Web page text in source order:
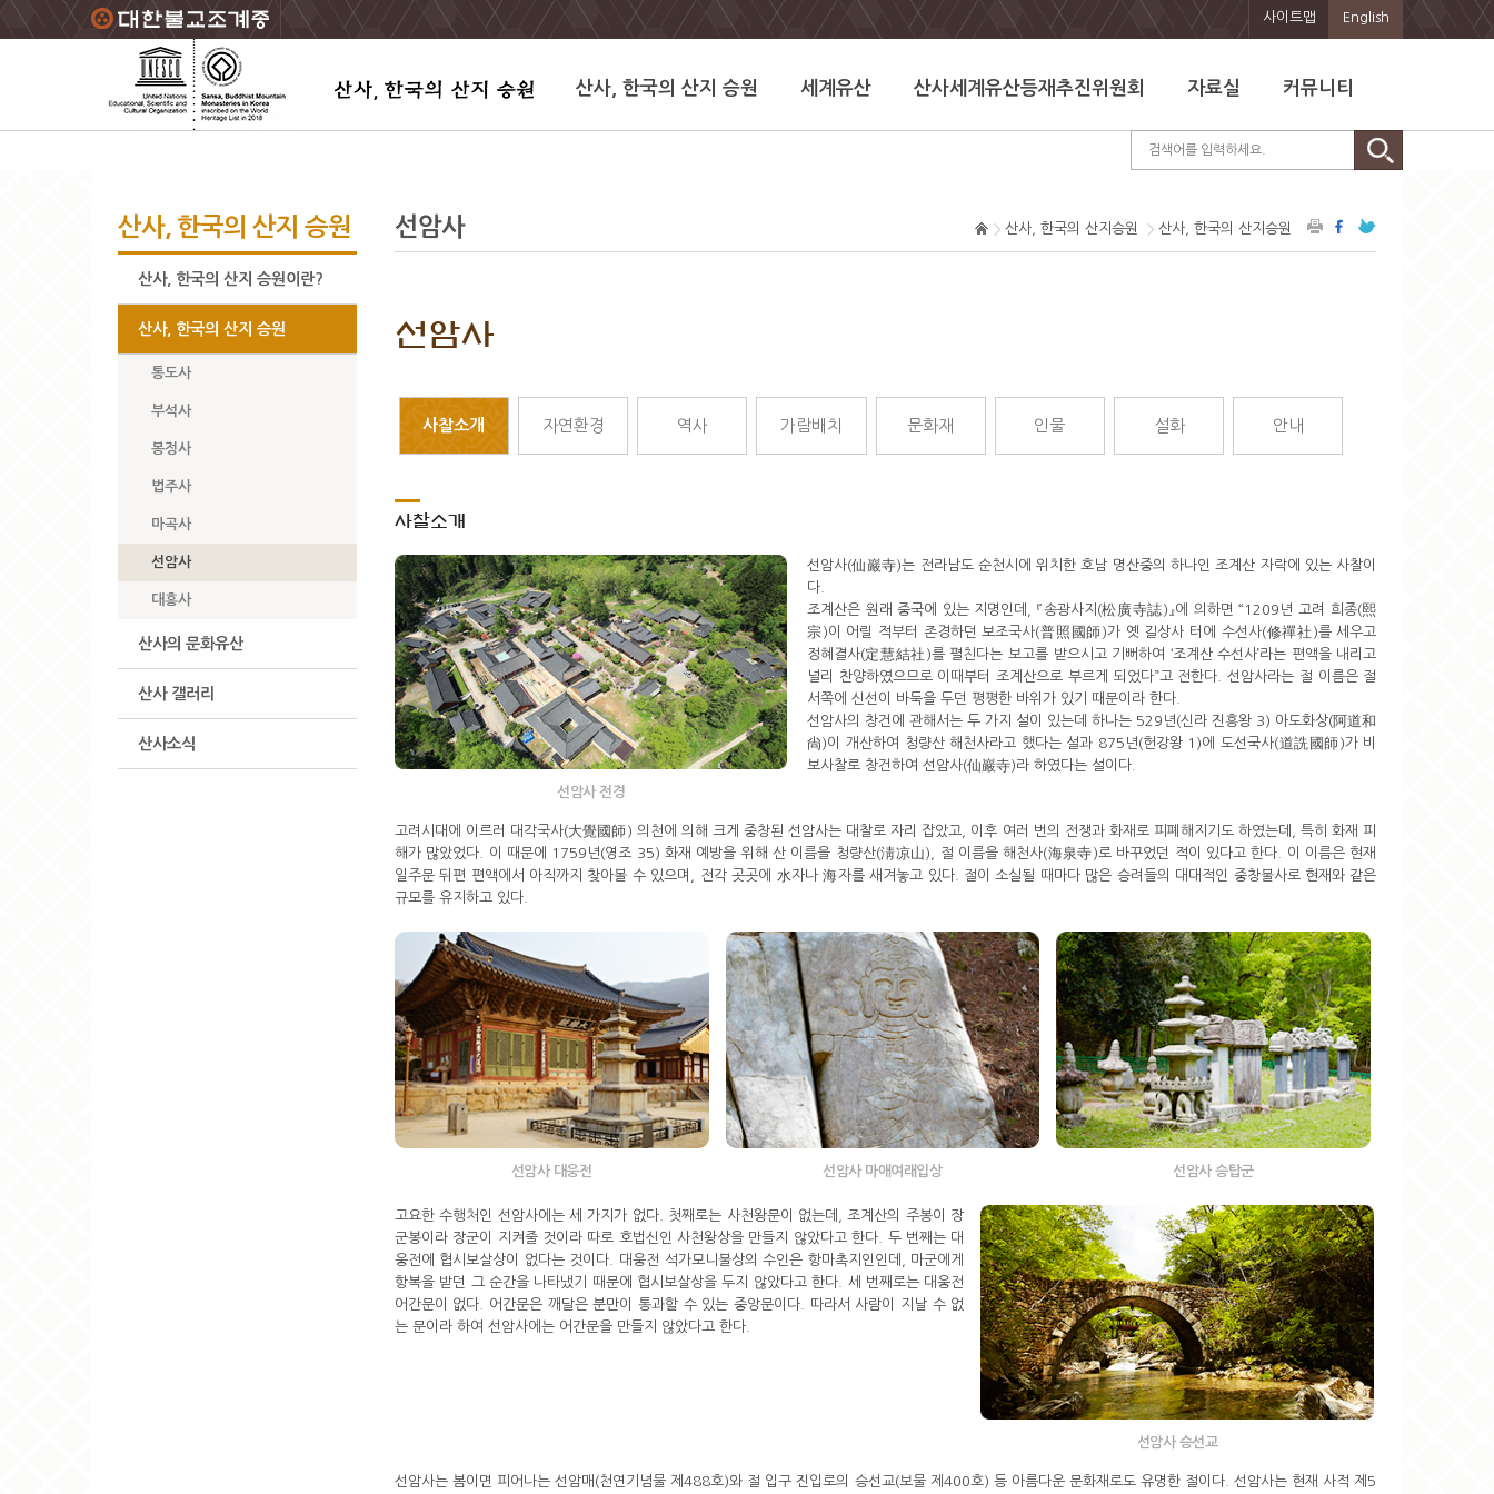
주요메뉴 바로가기
본문 바로가기
하단메뉴 바로가기 사이트맵 English
산사, 한국의 산지 승원 세계유산 산사세계유산등재추진위원회 자료실 커뮤니티
산사, 한국의 산지 승원
산사, 한국의 산지 승원이란?
산사, 한국의 산지 승원
통도사
부석사
봉정사
법주사
마곡사
선암사
대흥사
산사의 문화유산
산사 갤러리
산사소식
선암사 산사, 한국의 산지승원 산사, 한국의 산지승원
선암사
사찰소개 자연환경 역사 가람배치 문화재 인물 설화 안내
사찰소개
선암사 전경
선암사(仙巖寺)는 전라남도 순천시에 위치한 호남 명산중의 하나인 조계산 자락에 있는 사찰이
다.
조계산은 원래 중국에 있는 지명인데, 『송광사지(松廣寺誌)』에 의하면 “1209년 고려 희종(熙
宗)이 어릴 적부터 존경하던 보조국사(普照國師)가 옛 길상사 터에 수선사(修禪社)를 세우고
정혜결사(定慧結社)를 펼친다는 보고를 받으시고 기뻐하여 ‘조계산 수선사’라는 편액을 내리고
널리 찬양하였으므로 이때부터 조계산으로 부르게 되었다”고 전한다. 선암사라는 절 이름은 절
서쪽에 신선이 바둑을 두던 평평한 바위가 있기 때문이라 한다.
선암사의 창건에 관해서는 두 가지 설이 있는데 하나는 529년(신라 진흥왕 3) 아도화상(阿道和
尙)이 개산하여 청량산 해천사라고 했다는 설과 875년(헌강왕 1)에 도선국사(道詵國師)가 비
보사찰로 창건하여 선암사(仙巖寺)라 하였다는 설이다.
고려시대에 이르러 대각국사(大覺國師) 의천에 의해 크게 중창된 선암사는 대찰로 자리 잡았고, 이후 여러 번의 전쟁과 화재로 피폐해지기도 하였는데, 특히 화재 피
해가 많았었다. 이 때문에 1759년(영조 35) 화재 예방을 위해 산 이름을 청량산(淸凉山), 절 이름을 해천사(海泉寺)로 바꾸었던 적이 있다고 한다. 이 이름은 현재
일주문 뒤편 편액에서 아직까지 찾아볼 수 있으며, 전각 곳곳에 水자나 海자를 새겨놓고 있다. 절이 소실될 때마다 많은 승려들의 대대적인 중창불사로 현재와 같은
규모를 유지하고 있다.
선암사 대웅전 선암사 마애여래입상 선암사 승탑군
고요한 수행처인 선암사에는 세 가지가 없다. 첫째로는 사천왕문이 없는데, 조계산의 주봉이 장
군봉이라 장군이 지켜줄 것이라 따로 호법신인 사천왕상을 만들지 않았다고 한다. 두 번째는 대
웅전에 협시보살상이 없다는 것이다. 대웅전 석가모니불상의 수인은 항마촉지인인데, 마군에게
항복을 받던 그 순간을 나타냈기 때문에 협시보살상을 두지 않았다고 한다. 세 번째로는 대웅전
어간문이 없다. 어간문은 깨달은 분만이 통과할 수 있는 중앙문이다. 따라서 사람이 지날 수 없
는 문이라 하여 선암사에는 어간문을 만들지 않았다고 한다.
선암사 승선교
선암사는 봄이면 피어나는 선암매(천연기념물 제488호)와 절 입구 진입로의 승선교(보물 제400호) 등 아름다운 문화재로도 유명한 절이다. 선암사는 현재 사적 제5